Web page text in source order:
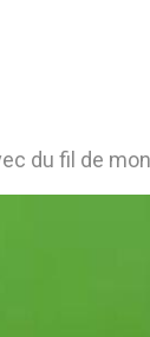
du fil de